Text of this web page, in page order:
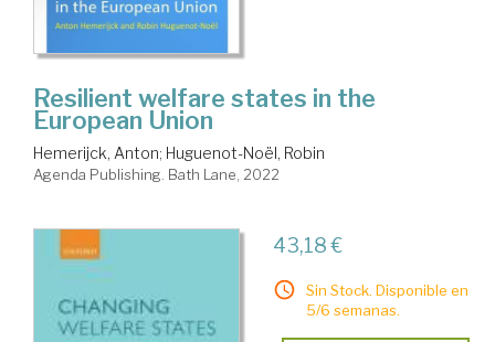
Resilient welfare states in the
European Union
Hemerijck, Anton; Huguenot-Noël, Robin
Agenda Publishing. Bath Lane, 2022
43,18 €
Sin Stock. Disponible en
5/6 semanas.